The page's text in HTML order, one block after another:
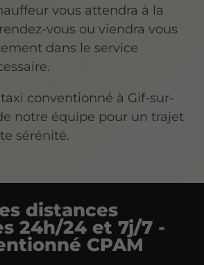
vous attendra à la
vous ou viendra vous
dans le service
conventionné à Gif-sur-
notre équipe pour un trajet
sérénité.
distances
24h/24 et 7j/7 -
CPAM